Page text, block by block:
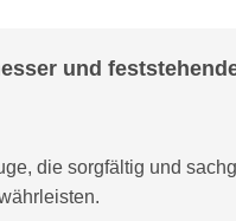
und
die sorgfältig und